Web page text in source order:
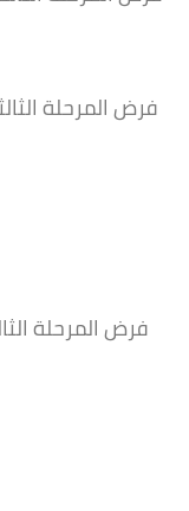
فرض المرحلة
فرض المرحلة